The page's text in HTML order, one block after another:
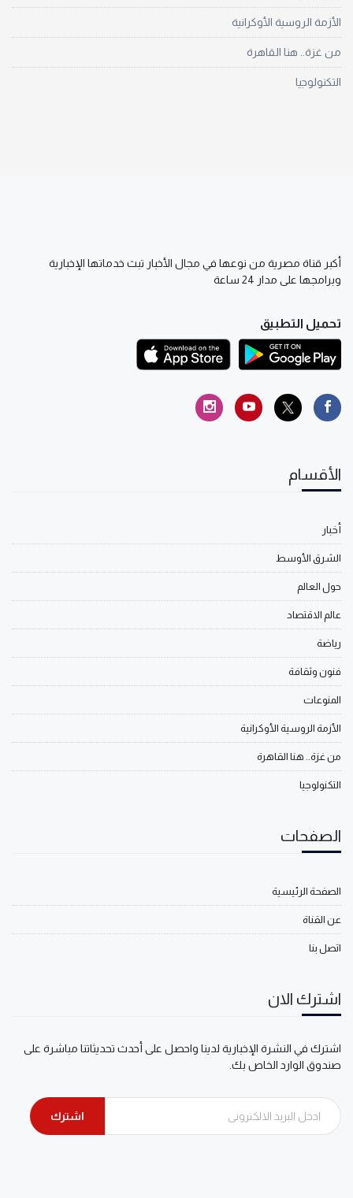
الأزمة الروسية الأوكرانية
من غزة.. هنا القاهرة
التكنولوجيا
أكبر قناة مصرية من نوعها في مجال الأخبار تبث خدماتها الإخبارية
وبرامجها على مدار 24 ساعة
تحميل التطبيق
الأقسام
أخبار
الشرق الأوسط
حول العالم
عالم الاقتصاد
رياضة
فنون وثقافة
المنوعات
الأزمة الروسية الأوكرانية
من غزة.. هنا القاهرة
التكنولوجيا
الصفحات
الصفحة الرئيسية
عن القناة
اتصل بنا
اشترك الان
اشترك في النشرة الإخبارية لدينا واحصل على أحدث تحديثاتنا مباشرة على
صندوق الوارد الخاص بك.
اشترك